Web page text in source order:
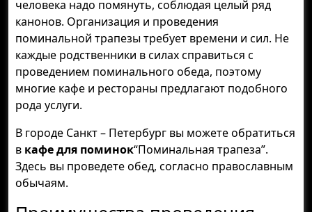
человека надо помянуть, соблюдая целый ряд
канонов. Организация и проведения
поминальной трапезы требует времени и сил. Не
каждые родственники в силах справиться с
проведением поминального обеда, поэтому
многие кафе и рестораны предлагают подобного
рода услуги.
В городе Санкт – Петербург вы можете обратиться
в кафе для поминок“Поминальная трапеза”.
Здесь вы проведете обед, согласно православным
обычаям.